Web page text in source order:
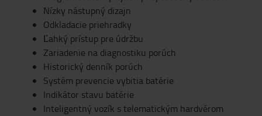
Nízky nástupný dizajn
Odkladacie priehradky
Ľahký prístup pre údržbu
Zariadenie na diagnostiku porúch
Historický denník porúch
Systém prevencie vybitia batérie
Indikátor stavu batérie
Inteligentný vozík s telematickým hardvérom